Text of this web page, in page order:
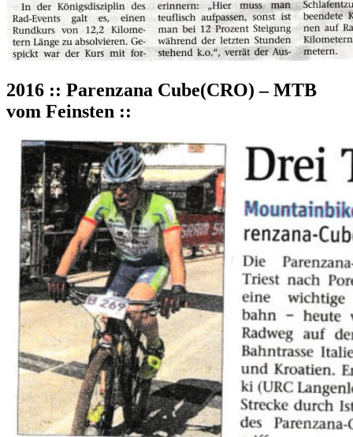
2016 :: Parenzana Cube(CRO) – MTB
vom Feinsten ::